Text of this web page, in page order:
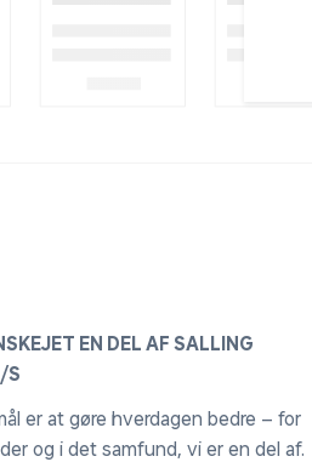
EN DEL AF SALLING
S
er at gøre hverdagen bedre – for
og i det samfund, vi er en del af.